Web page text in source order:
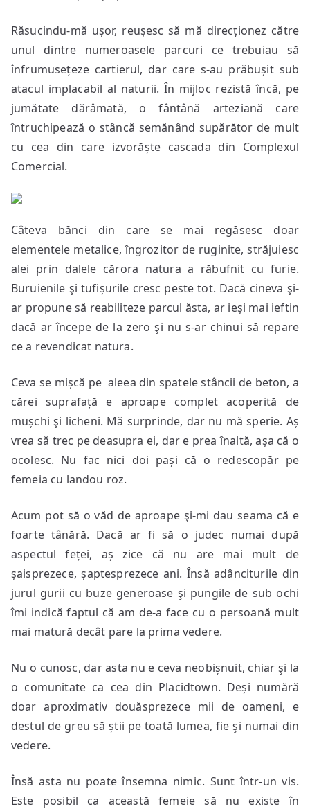
Răsucindu-mă ușor, reușesc să mă direcționez către
unul dintre numeroasele parcuri ce trebuiau să
înfrumusețeze cartierul, dar care s-au prăbușit sub
atacul implacabil al naturii. În mijloc rezistă încă, pe
jumătate dărâmată, o fântână arteziană care
întruchipează o stâncă semănând supărător de mult
cu cea din care izvorăște cascada din Complexul
Comercial.
Câteva bănci din care se mai regăsesc doar
elementele metalice, îngrozitor de ruginite, străjuiesc
alei prin dalele cărora natura a răbufnit cu furie.
Buruienile şi tufișurile cresc peste tot. Dacă cineva şi-
ar propune să reabiliteze parcul ăsta, ar ieși mai ieftin
dacă ar începe de la zero şi nu s-ar chinui să repare
ce a revendicat natura.
Ceva se mișcă pe aleea din spatele stâncii de beton, a
cărei suprafață e aproape complet acoperită de
mușchi şi licheni. Mă surprinde, dar nu mă sperie. Aș
vrea să trec pe deasupra ei, dar e prea înaltă, așa că o
ocolesc. Nu fac nici doi pași că o redescopăr pe
femeia cu landou roz.
Acum pot să o văd de aproape şi-mi dau seama că e
foarte tânără. Dacă ar fi să o judec numai după
aspectul feței, aș zice că nu are mai mult de
șaisprezece, șaptesprezece ani. Însă adânciturile din
jurul gurii cu buze generoase şi pungile de sub ochi
îmi indică faptul că am de-a face cu o persoană mult
mai matură decât pare la prima vedere.
Nu o cunosc, dar asta nu e ceva neobișnuit, chiar şi la
o comunitate ca cea din Placidtown. Deși numără
doar aproximativ douăsprezece mii de oameni, e
destul de greu să știi pe toată lumea, fie şi numai din
vedere.
Însă asta nu poate însemna nimic. Sunt într-un vis.
Este posibil ca această femeie să nu existe în